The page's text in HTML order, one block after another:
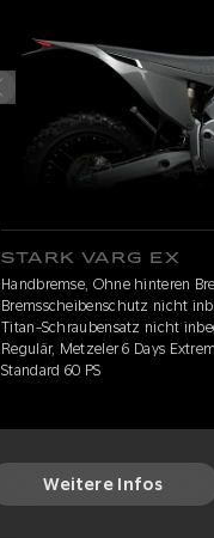
STARK VARG EX
Handbremse, Ohne hinteren
Bremsscheibenschutz nicht
Titan-Schraubensatz nicht
Regulär, Metzeler 6 Days
Standard 60 PS
Weitere Infos